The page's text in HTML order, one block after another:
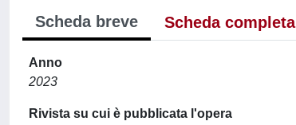
Scheda breve Scheda completa
Anno
2023
Rivista su cui è pubblicata l'opera